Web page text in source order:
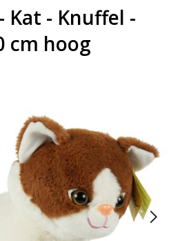
Kat - Knuffel -
cm hoog